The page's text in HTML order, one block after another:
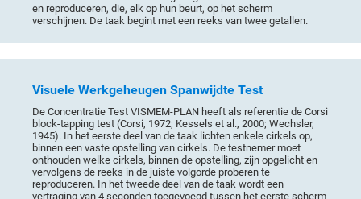
en reproduceren, die, elk op hun beurt, op het scherm
verschijnen. De taak begint met een reeks van twee getallen.
Visuele Werkgeheugen Spanwijdte Test
De Concentratie Test VISMEM-PLAN heeft als referentie de Corsi
block-tapping test (Corsi, 1972; Kessels et al., 2000; Wechsler,
1945). In het eerste deel van de taak lichten enkele cirkels op,
binnen een vaste opstelling van cirkels. De testnemer moet
onthouden welke cirkels, binnen de opstelling, zijn opgelicht en
vervolgens de reeks in de juiste volgorde proberen te
reproduceren. In het tweede deel van de taak wordt een
vertraging van 4 seconden toegevoegd tussen het eerste scherm